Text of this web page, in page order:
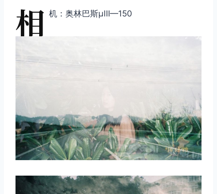
相 机：奥林巴斯μⅢ—150